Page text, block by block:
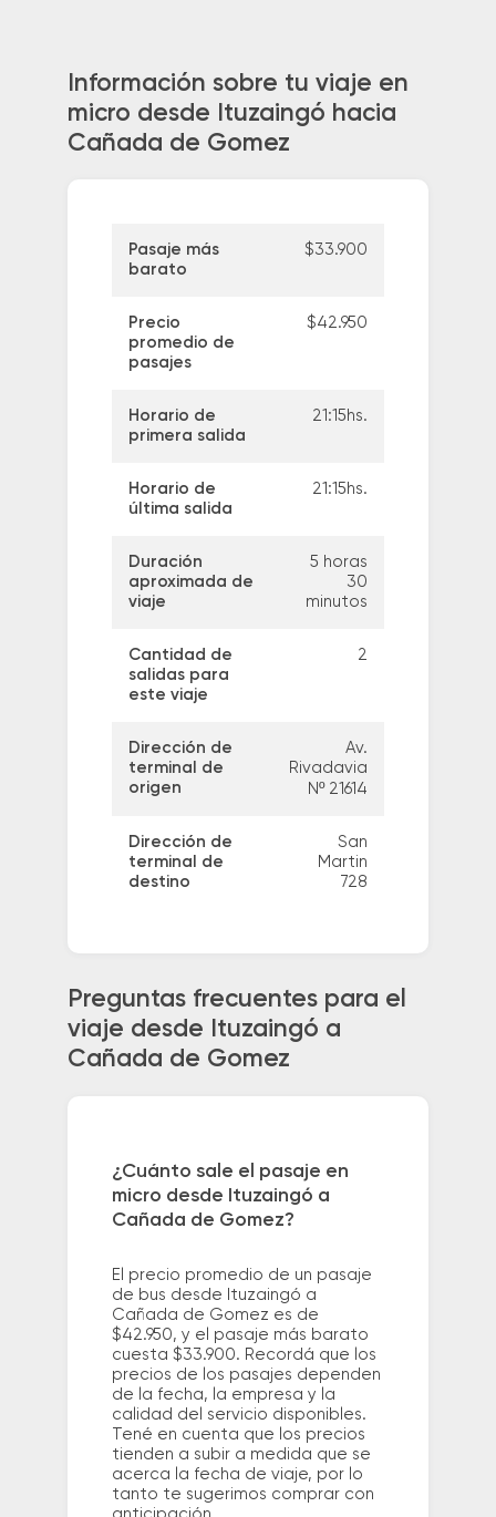
Información sobre tu viaje en
micro desde Ituzaingó hacia
Cañada de Gomez
Pasaje más
barato
$33.900
Precio
promedio de
pasajes
$42.950
Horario de
primera salida
21:15hs.
Horario de
última salida
21:15hs.
Duración
aproximada de
viaje
5 horas
30
minutos
Cantidad de
salidas para
este viaje
2
Dirección de
terminal de
origen
Av.
Rivadavia
Nº 21614
Dirección de
terminal de
destino
San
Martin
728
Preguntas frecuentes para el
viaje desde Ituzaingó a
Cañada de Gomez
¿Cuánto sale el pasaje en
micro desde Ituzaingó a
Cañada de Gomez?
El precio promedio de un pasaje
de bus desde Ituzaingó a
Cañada de Gomez es de
$42.950, y el pasaje más barato
cuesta $33.900. Recordá que los
precios de los pasajes dependen
de la fecha, la empresa y la
calidad del servicio disponibles.
Tené en cuenta que los precios
tienden a subir a medida que se
acerca la fecha de viaje, por lo
tanto te sugerimos comprar con